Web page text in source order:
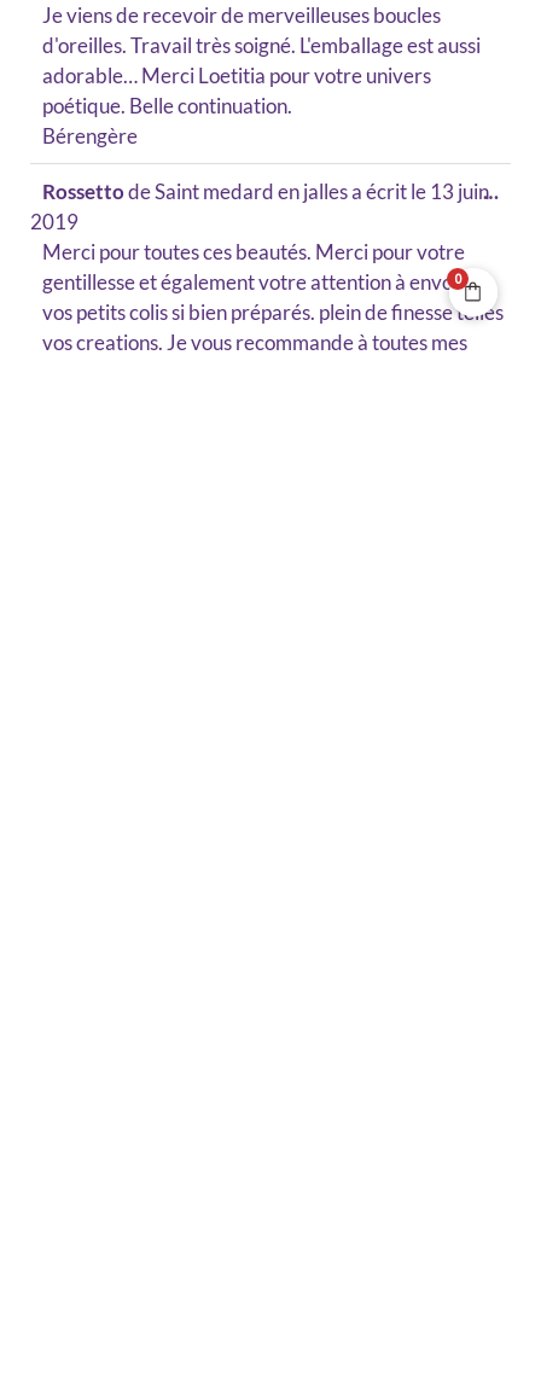
Je viens de recevoir de merveilleuses boucles
d'oreilles. Travail très soigné. L'emballage est aussi
adorable… Merci Loetitia pour votre univers
poétique. Belle continuation.
Bérengère
RossettodeSaint medard en jallesa écrit le 13 juin
2019
Merci pour toutes ces beautés. Merci pour votre
gentillesse et également votre attention à envoyer
vos petits colis si bien préparés. plein de finesse telles
vos creations. Je vous recommande à toutes mes
…
0